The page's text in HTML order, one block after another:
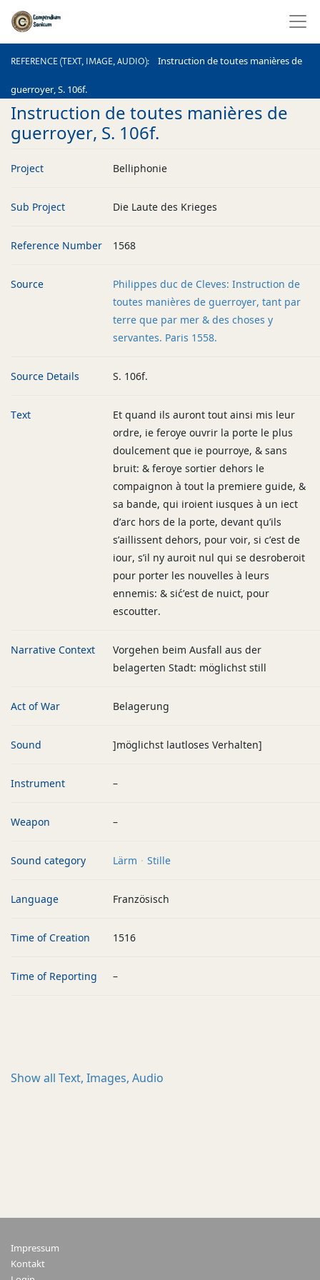
REFERENCE (TEXT, IMAGE, AUDIO) Instruction de toutes manières de
guerroyer, S. 106f.
REFERENCE (TEXT, IMAGE, AUDIO)
Instruction de toutes manières de
guerroyer, S. 106f.
Project Belliphonie
Sub Project Die Laute des Krieges
Reference Number 1568
Source
Philippes duc de Cleves: Instruction de
toutes manières de guerroyer, tant par
terre que par mer & des choses y
servantes. Paris 1558.
Source Details S. 106f.
Text
Et quand ils auront tout ainsi mis leur
ordre, ie feroye ouvrir la porte le plus
doulcement que ie pourroye, & sans
bruit: & feroye sortier dehors le
compaignon à tout la premiere guide, &
sa bande, qui iroient iusques à un iect
d’arc hors de la porte, devant qu’ils
s’aillissent dehors, pour voir, si c’est de
iour, s’il ny auroit nul qui se desroberoit
pour porter les nouvelles à leurs
ennemis: & si´c’est de nuict, pour
escoutter.
Narrative Context
Vorgehen beim Ausfall aus der
belagerten Stadt: möglichst still
Act of War Belagerung
Sound ]möglichst lautloses Verhalten]
Instrument –
Weapon –
Sound category Lärm Stille
Language Französisch
Time of Creation 1516
Time of Reporting –
Show all Text, Images, Audio
Impressum
Kontakt